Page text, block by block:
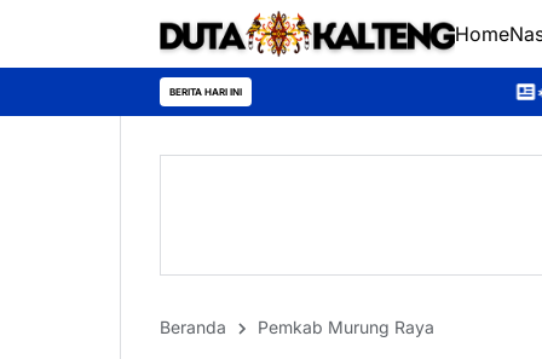
Home
BERITA HARI INI *Universitas Palangka
Beranda Pemkab Murung Raya